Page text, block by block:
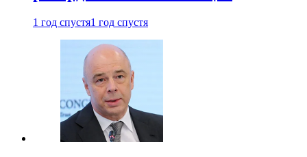
1 год спустя1 год спустя